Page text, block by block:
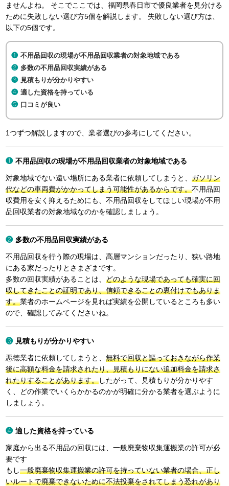
ませんよね。 そこでここでは、福岡県春日市で優良業者を見分ける
ために失敗しない選び方5個を解説します。 失敗しない選び方は、
以下の5個です。
不用品回収の現場が不用品回収業者の対象地域である
多数の不用品回収実績がある
見積もりが分かりやすい
適した資格を持っている
口コミが良い
1つずつ解説しますので、業者選びの参考にしてください。
不用品回収の現場が不用品回収業者の対象地域である
対象地域でない遠い場所にある業者に依頼してしまうと、ガソリン
代などの車両費がかかってしまう可能性があるからです。不用品回
収費用を安く抑えるためにも、不用品回収をしてほしい現場が不用
品回収業者の対象地域なのかを確認しましょう。
多数の不用品回収実績がある
不用品回収を行う際の現場は、高層マンションだったり、狭い路地
にある家だったりとさまざまです。
多数の回収実績があることは、どのような現場であっても確実に回
収してきたことの証明であり、信頼できることの裏付けでもありま
す。業者のホームページを見れば実績を公開しているところも多い
ので、確認してみてくださいね。
見積もりが分かりやすい
悪徳業者に依頼してしまうと、無料で回収と謳っておきながら作業
後に高額な料金を請求されたり、見積もりにない追加料金を請求さ
れたりすることがあります。したがって、見積もりが分かりやす
く、どの作業でいくらかかるのかが明確に分かる業者を選ぶように
しましょう。
適した資格を持っている
家庭から出る不用品の回収には、一般廃棄物収集運搬業の許可が必
要です
もし一般廃棄物収集運搬業の許可を持っていない業者の場合、正し
いルートで廃棄できないために不法投棄をされてしまう恐れがあり